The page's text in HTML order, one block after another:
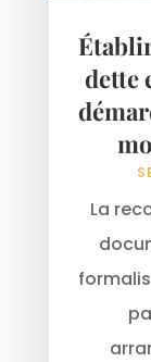
dette
La